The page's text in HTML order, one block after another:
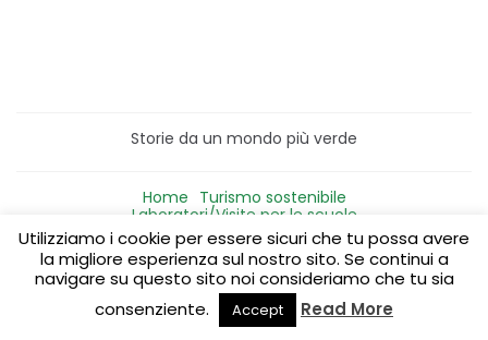
Storie da un mondo più verde
Home Turismo sostenibile
Laboratori/Visite per le scuole
Green content per aziende Media Partner
Utilizziamo i cookie per essere sicuri che tu possa avere
la migliore esperienza sul nostro sito. Se continui a
navigare su questo sito noi consideriamo che tu sia
consenziente.
Accept Read More